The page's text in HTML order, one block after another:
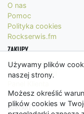
Używamy plików
naszej strony.
Możesz określić
plików cookies w
O nas
Pomoc
Polityka cookies
Rockserwis.fm
ZAKUPY
Formy płatności
Koszty wysyłki
Regulamin
KONTAKT